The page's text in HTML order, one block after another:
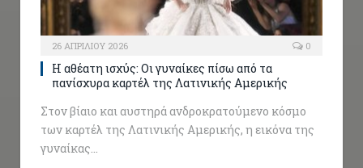
26 ΑΠΡΙΛΊΟΥ 2026 0
Η αθέατη ισχύς: Οι γυναίκες πίσω από τα
πανίσχυρα καρτέλ της Λατινικής Αμερικής
Στον βίαιο και αυστηρά ανδροκρατούμενο κόσμο
των καρτέλ της Λατινικής Αμερικής, η εικόνα της
γυναίκας…